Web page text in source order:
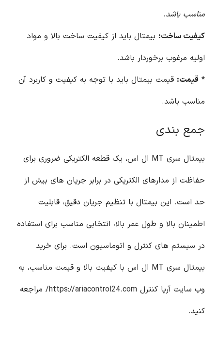
مناسب باشد.
کیفیت ساخت: بیمتال باید از کیفیت ساخت بالا و مواد
اولیه مرغوب برخوردار باشد.
* قیمت: قیمت بیمتال باید با توجه به کیفیت و کاربرد آن
مناسب باشد.
جمع بندی
بیمتال سری MT ال اس، یک قطعه الکتریکی ضروری برای
حفاظت از مدارهای الکتریکی در برابر جریان های بیش از
حد است. این بیمتال با تنظیم جریان دقیق، قابلیت
اطمینان بالا و طول عمر بالا، انتخابی مناسب برای استفاده
در سیستم های کنترل و اتوماسیون است. برای خرید
بیمتال سری MT ال اس با کیفیت بالا و قیمت مناسب، به
وب سایت آریا کنترل https://ariacontrol24.com/ مراجعه
کنید.